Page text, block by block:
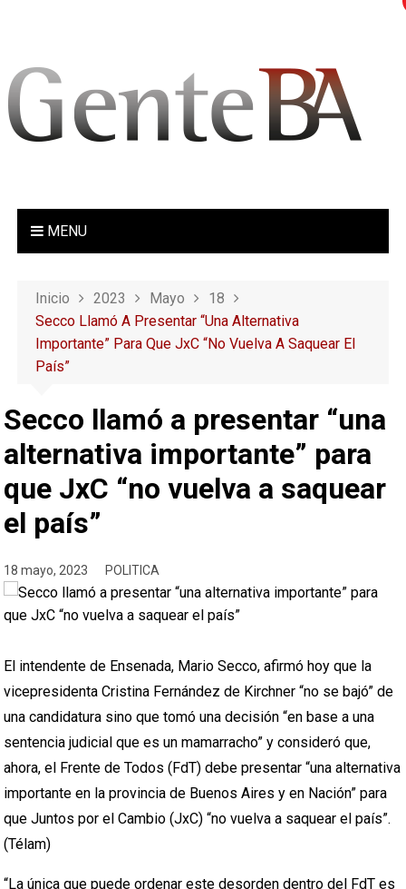
MENU
Inicio 2023 Mayo
18
Secco Llamó A Presentar “una Alternativa
Importante” Para Que JxC “no Vuelva A Saquear El
País”
Secco llamó a presentar “una
alternativa importante” para
que JxC “no vuelva a saquear
el país”
18 mayo, 2023 POLITICA
El intendente de Ensenada, Mario Secco, afirmó hoy que la
vicepresidenta Cristina Fernández de Kirchner “no se bajó” de
una candidatura sino que tomó una decisión “en base a una
sentencia judicial que es un mamarracho” y consideró que,
ahora, el Frente de Todos (FdT) debe presentar “una alternativa
importante en la provincia de Buenos Aires y en Nación” para
que Juntos por el Cambio (JxC) “no vuelva a saquear el país”.
(Télam)
“La única que puede ordenar este desorden dentro del FdT es